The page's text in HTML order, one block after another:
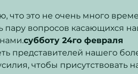
что это не очень много
пару вопросов касающихся
субботу 24го февраля
представителей нашего
чтобы присутствовать